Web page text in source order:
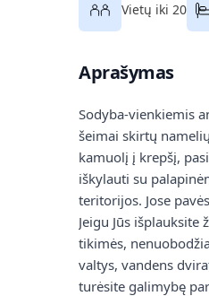
Vietų iki 20
Aprašymas
Sodyba-vienkiemis
šeimai skirtų
kamuolį į krepšį,
iškylauti su
teritorijos. Jose
Jeigu Jūs
tikimės,
valtys, vandens
turėsite galimybę